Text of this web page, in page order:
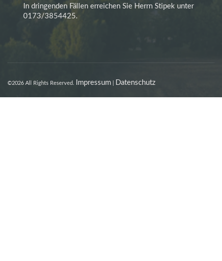
In dringenden Fällen erreichen Sie Herrn Stipek unter
0173/3854425.
©2026 All Rights Reserved. Impressum | Datenschutz